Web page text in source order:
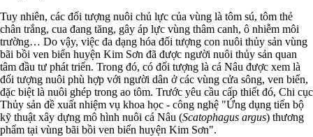
Tuy nhiên, các đối tượng nuôi chủ lực của vùng là tôm sú, tôm thẻ
chân trắng, cua đang tăng, gây áp lực vùng thâm canh, ô nhiễm môi
trường… Do vậy, việc đa dạng hóa đối tượng con nuôi thủy sản vùng
bãi bồi ven biển huyện Kim Sơn đã được người nuôi thủy sản quan
tâm đầu tư phát triển. Trong đó, có đối tượng là cá Nâu được xem là
đối tượng nuôi phù hợp với người dân ở các vùng cửa sông, ven biển,
đặc biệt là nuôi ghép trong ao tôm. Trước yêu cầu cấp thiết đó, Chi cục
Thủy sản đề xuất nhiệm vụ khoa học - công nghệ "Ứng dụng tiến bộ
kỹ thuật xây dựng mô hình nuôi cá Nâu (Scatophagus argus) thương
phẩm tại vùng bãi bồi ven biển huyện Kim Sơn".